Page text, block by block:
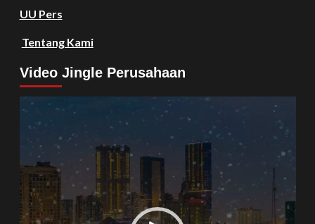
UU Pers
Tentang Kami
Video Jingle Perusahaan
Video
Player